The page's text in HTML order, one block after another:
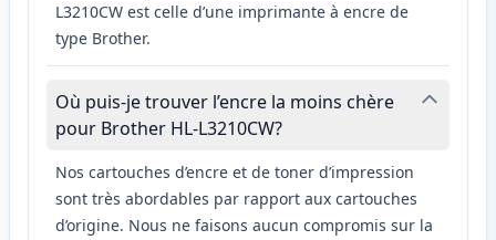
L3210CW est celle d’une imprimante à encre de
type Brother.
Où puis-je trouver l’encre la moins chère
pour Brother HL-L3210CW?
Nos cartouches d’encre et de toner d’impression
sont très abordables par rapport aux cartouches
d’origine. Nous ne faisons aucun compromis sur la